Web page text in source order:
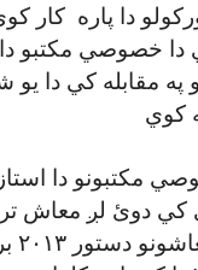
دا پاره کار
خصوصي مکتبو دا
په مقابله کي دا
کوي
مکتبونو دا
صدي کي دوئ لږ معاش